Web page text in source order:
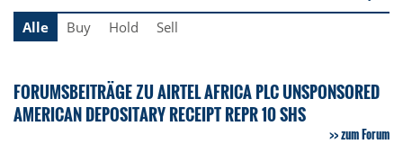
Alle
Buy Hold Sell
FORUMSBEITRÄGE ZU AIRTEL AFRICA PLC UNSPONSORED
AMERICAN DEPOSITARY RECEIPT REPR 10 SHS
zum Forum